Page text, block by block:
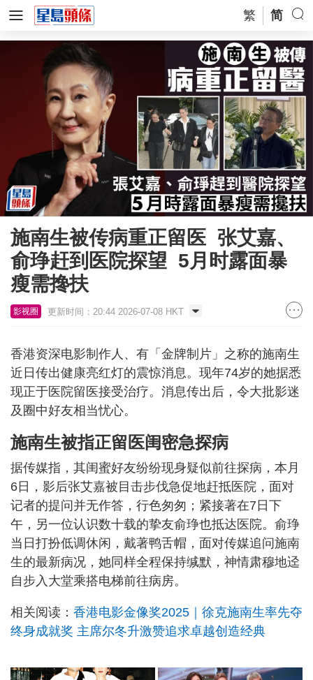
繁 简
施南生被传病重正留医 张艾嘉、
俞琤赶到医院探望 5月时露面暴
瘦需搀扶
影视圈 更新时间：20:44 2026-07-08 HKT
香港资深电影制作人、有「金牌制片」之称的施南生
近日传出健康亮红灯的震惊消息。现年74岁的她据悉
现正于医院留医接受治疗。消息传出后，令大批影迷
及圈中好友相当忧心。
施南生被指正留医闺密急探病
据传媒指，其闺蜜好友纷纷现身疑似前往探病，本月
6日，影后张艾嘉被目击步伐急促地赶抵医院，面对
记者的提问并无作答，行色匆匆；紧接著在7日下
午，另一位认识数十载的挚友俞琤也抵达医院。俞琤
当日打扮低调休闲，戴著鸭舌帽，面对传媒追问施南
生的最新病况，她同样全程保持缄默，神情肃穆地迳
自步入大堂乘搭电梯前往病房。
相关阅读： 香港电影金像奖2025｜徐克施南生率先夺
终身成就奖 主席尔冬升激赞追求卓越创造经典